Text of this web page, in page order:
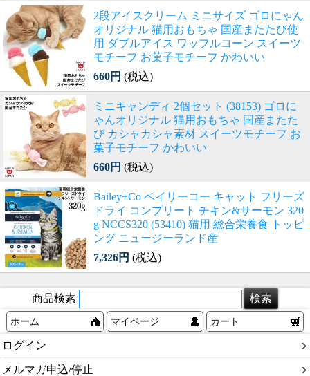
2段アイスクリーム ミニサイズ ゴロにゃん
オリジナル 猫用おもちゃ 国産またたび使
用 ダブルアイス ワッフルコーン スイーツ
モチーフ お菓子モチーフ かわいい
660円 (税込)
ミニキャンディ 2個セット (38153) ゴロに
ゃんオリジナル 猫用おもちゃ 国産またた
び カシャカシャ素材 スイーツモチーフ お
菓子モチーフ かわいい
660円 (税込)
Bailey+Co ベイリーコー キャット フリーズ
ドライ コンプリート チキン&サーモン 320
g NCCS320 (53410) 猫用 総合栄養食 トッピ
ング ニュージーランド産
7,326円 (税込)
商品検索
ホーム マイページ カート
ログイン
メルマガ申込/停止